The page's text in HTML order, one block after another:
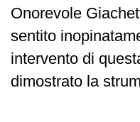
Onorevole
sentito
intervento di
dimostrato la